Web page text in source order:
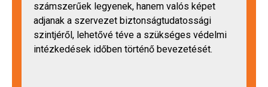
számszerűek legyenek, hanem valós képet
adjanak a szervezet biztonságtudatossági
szintjéről, lehetővé téve a szükséges védelmi
intézkedések időben történő bevezetését.